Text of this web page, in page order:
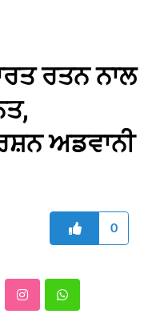
ਰਤਨ ਨਾਲ
ਅਡਵਾਨੀ
0